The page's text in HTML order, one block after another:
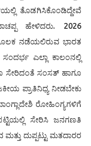
ತೊಡಗಿಸಿಕೊಂಡಿದ್ದೇವೆ
ಹೇಳಿದರು. 2026
ನಡೆಯಲಿರುವ ಭಾರತ
ಎಲ್ಲಾ ಕಾಲಂನಲ್ಲಿ
ಸೇರಿದಂತೆ ಸಂಸತ್ ಹಾಗೂ
ಪ್ರಾತಿನಿಧ್ಯ ನೀಡಬೇಕು
ರೋಹಿಂಗ್ಯಗಳಿಗೆ
ಸೇರಿಸಿ ಜನಗಣತಿ
ದುಪ್ಪಟ್ಟು ಮತದಾರರ